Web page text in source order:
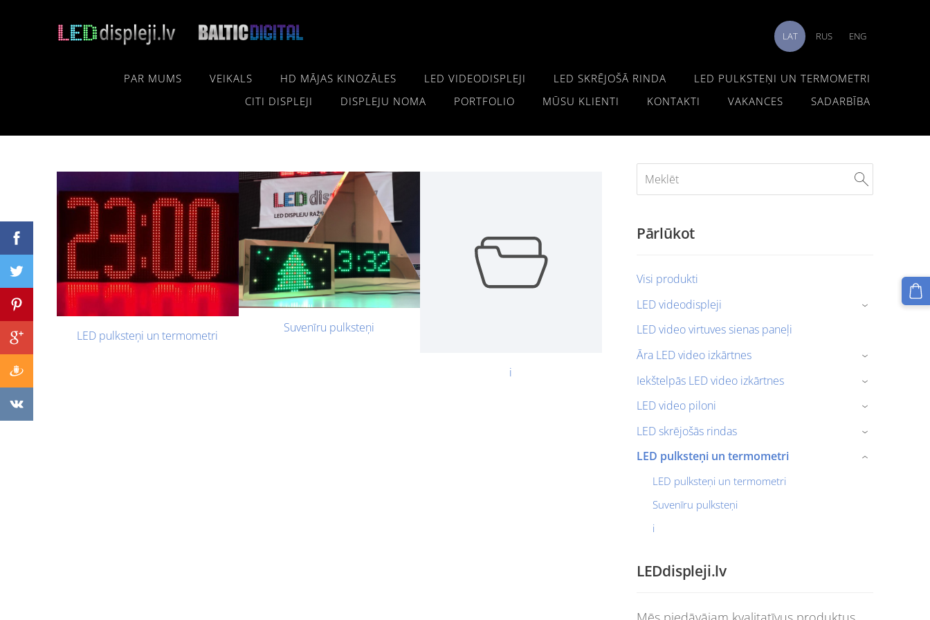
PAR MUMS VEIKALS HD MĀJAS KINOZĀLES LED VIDEODISPLEJI LED SKRĒJOŠĀ RINDA
LED PULKSTEŅI UN TERMOMETRI
CITI DISPLEJI
DISPLEJU NOMA PORTFOLIO MŪSU KLIENTI KONTAKTI VAKANCES SADARBĪBA
LAT RUS ENG
Pārlūkot
Visi produkti
LED videodispleji
›
LED video virtuves sienas paneļi
Āra LED video izkārtnes
›
Iekštelpās LED video izkārtnes ›
LED video piloni ›
LED skrējošās rindas ›
LED pulksteņi un termometri
LED pulksteņi un termometri
Suvenīru pulksteņi
i
›
LEDdispleji.lv
LED pulksteņi un termometri
Suvenīru pulksteņi
i